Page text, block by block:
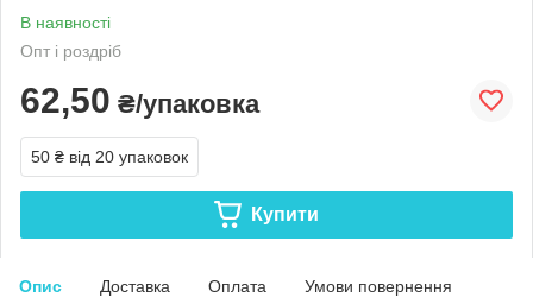
В наявності
Опт і роздріб
62,50 ₴/упаковка
50 ₴ від 20 упаковок
Купити
Опис Доставка Оплата Умови повернення